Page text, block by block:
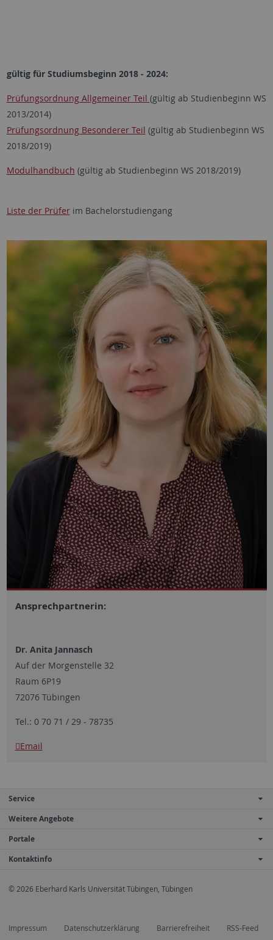
gültig für Studiumsbeginn 2018 - 2024:
Prüfungsordnung Allgemeiner Teil (gültig ab Studienbeginn WS
2013/2014)
Prüfungsordnung Besonderer Teil (gültig ab Studienbeginn WS
2018/2019)
Modulhandbuch (gültig ab Studienbeginn WS 2018/2019)
Liste der Prüferim Bachelorstudiengang
Ansprechpartnerin:
Dr. Anita Jannasch
Auf der Morgenstelle 32
Raum 6P19
72076 Tübingen
Tel.: 0 70 71 / 29 - 78735
Email
Service
Weitere Angebote
Portale
Kontaktinfo
© 2026 Eberhard Karls Universität Tübingen, Tübingen
Impressum Datenschutzerklärung Barrierefreiheit RSS-Feed